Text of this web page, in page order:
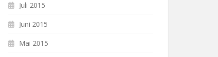
Juli 2015
Juni 2015
Mai 2015